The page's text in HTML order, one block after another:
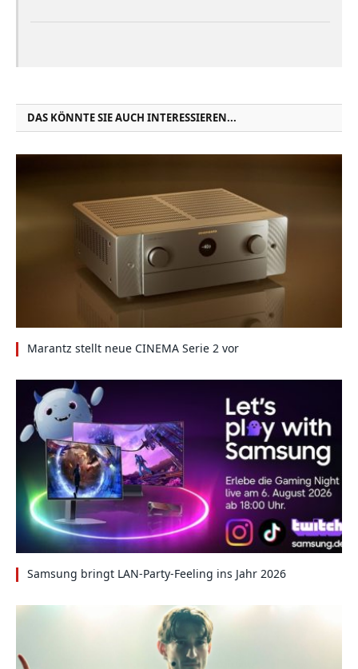
DAS KÖNNTE SIE AUCH INTERESSIEREN...
Marantz stellt neue CINEMA Serie 2 vor
Samsung bringt LAN-Party-Feeling ins Jahr 2026